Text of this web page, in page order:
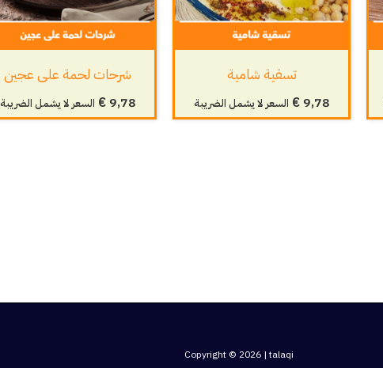
تسقية شامية
€9,78 السعر لا يشمل الضريبة
شرحات لحمة على عجين
€9,78 السعر لا يشمل الضريبة
Copyright © 2026 | talaqi